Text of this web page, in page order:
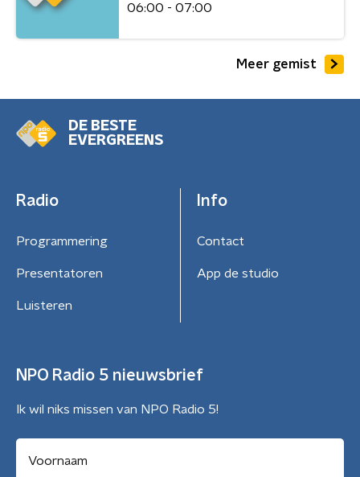
06:00 - 07:00
Meer gemist
DE BESTE
EVERGREENS
Radio
Programmering
Presentatoren
Luisteren
Info
Contact
App de studio
NPO Radio 5 nieuwsbrief
Ik wil niks missen van NPO Radio 5!